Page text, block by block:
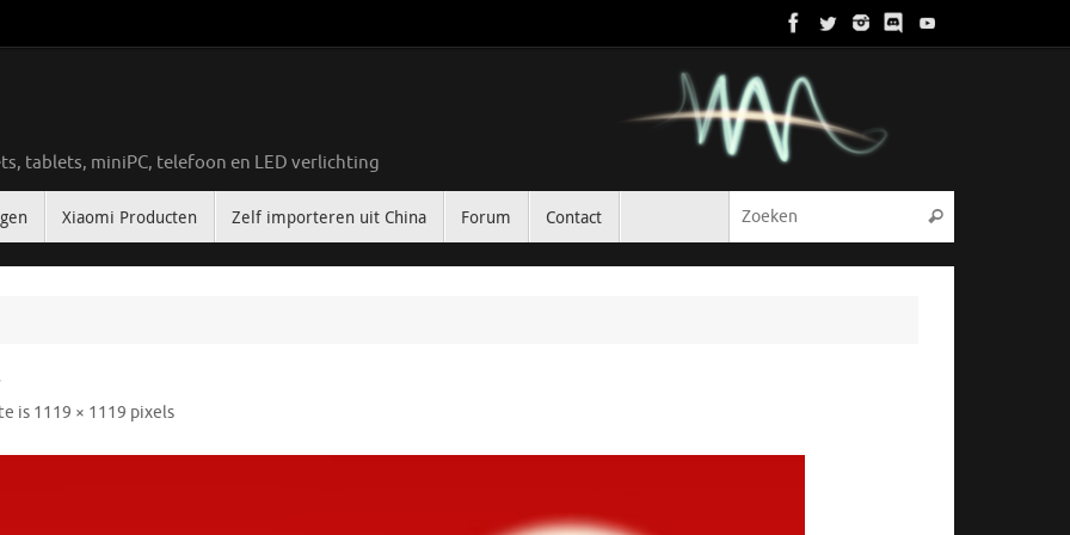
tablets, miniPC, telefoon en LED verlichting
Xiaomi Producten Zelf importeren uit China Forum Contact Zoeken
is 1119 × 1119 pixels